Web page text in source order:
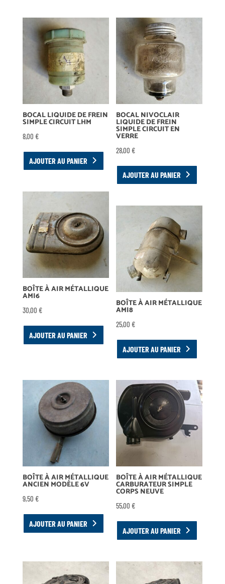
BOCAL LIQUIDE DE FREIN
SIMPLE CIRCUIT LHM
8,00 €
AJOUTER AU PANIER
BOCAL NIVOCLAIR
LIQUIDE DE FREIN
SIMPLE CIRCUIT EN
VERRE
28,00€
AJOUTER AU PANIER
BOÎTE À AIR MÉTALLIQUE
AMI6
30,00 €
AJOUTER AU PANIER
BOÎTE À AIR MÉTALLIQUE
AMI8
25,00€
AJOUTER AU PANIER
BOÎTE À AIR MÉTALLIQUE
ANCIEN MODÈLE 6V
9,50 €
AJOUTER AU PANIER
BOÎTE À AIR MÉTALLIQUE
CARBURATEUR SIMPLE
CORPS NEUVE
55,00€
AJOUTER AU PANIER